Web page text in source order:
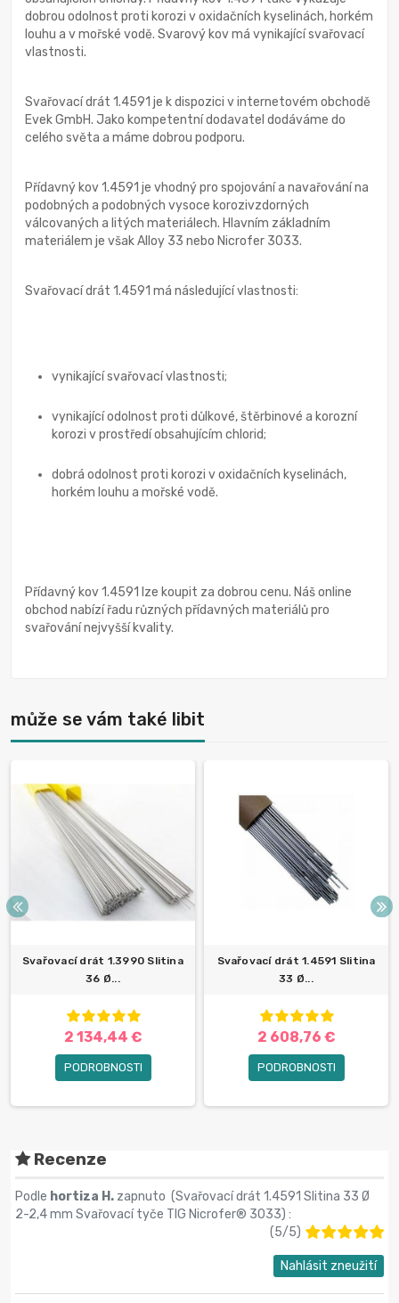
dobrou odolnost proti korozi v oxidačních kyselinách, horkém
louhu a v mořské vodě. Svarový kov má vynikající svařovací
vlastnosti.
Svařovací drát 1.4591 je k dispozici v internetovém obchodě
Evek GmbH. Jako kompetentní dodavatel dodáváme do
celého světa a máme dobrou podporu.
Přídavný kov 1.4591 je vhodný pro spojování a navařování na
podobných a podobných vysoce korozivzdorných
válcovaných a litých materiálech. Hlavním základním
materiálem je však Alloy 33 nebo Nicrofer 3033.
Svařovací drát 1.4591 má následující vlastnosti:
vynikající svařovací vlastnosti;
vynikající odolnost proti důlkové, štěrbinové a korozní
korozi v prostředí obsahujícím chlorid;
dobrá odolnost proti korozi v oxidačních kyselinách,
horkém louhu a mořské vodě.
Přídavný kov 1.4591 lze koupit za dobrou cenu. Náš online
obchod nabízí řadu různých přídavných materiálů pro
svařování nejvyšší kvality.
může se vám také libit
Svařovací drát 1.3990 Slitina
36 Ø...
2 134,44 €
PODROBNOSTI
Svařovací drát 1.4591 Slitina
33 Ø...
2 608,76 €
PODROBNOSTI
Recenze
Podle hortiza H. zapnuto (Svařovací drát 1.4591 Slitina 33 Ø
2-2,4 mm Svařovací tyče TIG Nicrofer® 3033) :
(5/5)
Nahlásit zneužití